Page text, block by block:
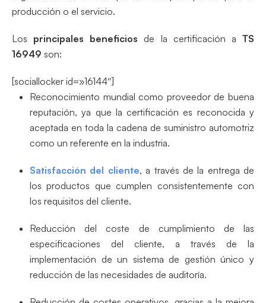
producción o el servicio.
Los principales beneficiosde la certificación aTS
16949 son:
[sociallocker id=»16144″]
Reconocimiento mundial como proveedor de buena
reputación, ya que la certificación es reconocida y
aceptada en toda la cadena de suministro automotriz
como un referente en la industria.
Satisfacción del cliente, a través de la entrega de
los productos que cumplen consistentemente con
los requisitos del cliente.
Reducción del coste de cumplimiento de las
especificaciones del cliente, a través de la
implementación de un sistema de gestión único y
reducción de las necesidades de auditoría.